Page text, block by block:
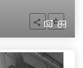
Condividi